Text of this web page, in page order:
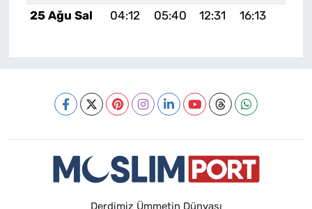
25 Ağu Sal
04:12 05:40 12:31 16:13
Derdimiz Ümmetin Dünyası